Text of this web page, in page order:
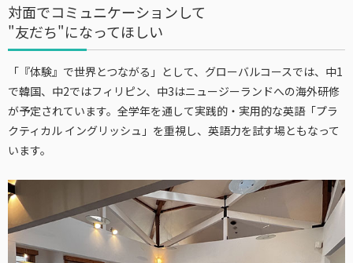
対面でコミュニケーションして
"友だち"になってほしい
「『体験』で世界とつながる」として、グローバルコースでは、中1
で韓国、中2ではフィリピン、中3はニュージーランドへの海外研修
が予定されています。全学年を通して実践的・実用的な英語「プラ
クティカル イングリッシュ」を重視し、英語力を試す場ともなって
います。